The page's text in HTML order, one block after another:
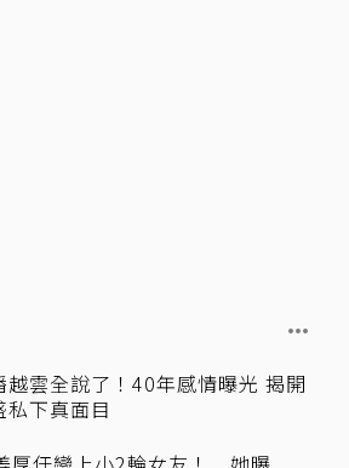
越雲全說了！40年感情曝光 揭開
私下真面目